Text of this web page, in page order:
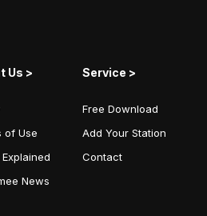
Us >
of Use
News
Service >
Free Download
Add Your Station
Contact